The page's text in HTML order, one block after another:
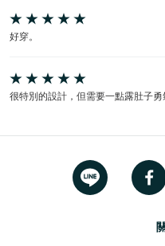
好穿。
很特別的設計，但需要一點露肚子勇